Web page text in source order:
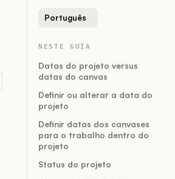
Português
NESTE GUIA
Datas do projeto versus
datas do canvas
Definir ou alterar a data do
projeto
Definir datas dos canvases
para o trabalho dentro do
projeto
Status do projeto